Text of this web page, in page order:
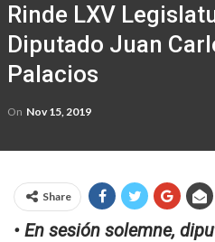
Rinde LXV
Diputado Juan
Palacios
On Nov 15, 2019
Share
• En sesión solemne,